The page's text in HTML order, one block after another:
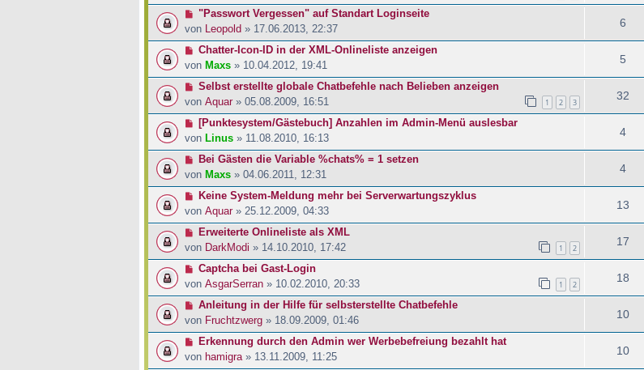
"Passwort Vergessen" auf Standart Loginseite
von
Leopold » 17.06.2013, 22:37 6
Chatter-Icon-ID in der XML-Onlineliste anzeigen
von Maxs » 10.04.2012, 19:41 5
Selbst erstellte globale Chatbefehle nach Belieben anzeigen
von Aquar » 05.08.2009, 16:51 1 2 3
32
[Punktesystem/Gästebuch] Anzahlen im Admin-Menü auslesbar
von Linus » 11.08.2010, 16:13 4
Bei Gästen die Variable %chats% = 1 setzen
von Maxs » 04.06.2011, 12:31 4
Keine System-Meldung mehr bei Serverwartungszyklus
von Aquar» 25.12.2009, 04:33 13
Erweiterte Onlineliste als XML
von DarkModi » 14.10.2010, 17:42 1 2
17
Captcha bei Gast-Login
von AsgarSerran » 10.02.2010, 20:33 1 2
18
Anleitung in der Hilfe für selbsterstellte Chatbefehle
von Fruchtzwerg » 18.09.2009, 01:46 10
Erkennung durch den Admin wer Werbebefreiung bezahlt hat
von hamigra » 13.11.2009, 11:25 10